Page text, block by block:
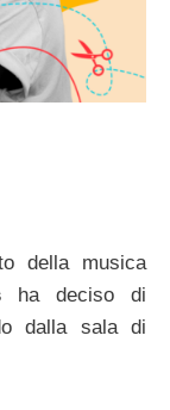
della musica
ha deciso di
dalla sala di